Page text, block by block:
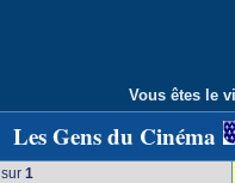
Vous êtes le
Les Gens du Cinéma
sur 1